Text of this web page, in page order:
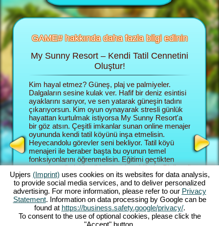
GAME# hakkında daha fazla bilgi edinin
bilgi
My Sunny Resort – Kendi Tatil Cennetini
Oluştur!
Kim hayal etmez? Güneş, plaj ve palmiyeler.
Dalgaların sesine kulak ver. Hafif bir deniz esintisi
ayaklarını sarıyor, ve sen yatarak güneşin tadını
çıkarıyorsun. Kim oyun oynayarak stresli günlük
hayattan kurtulmak istiyorsa My Sunny Resort'a
bir göz atsın. Çeşitli imkanlar sunan online menajer
oyununda kendi tatil köyünü inşa etmelisin.
Heyecandolu görevler seni bekliyor. Tatil köyü
menajeri ile beraber başta bu oyunun temel
fonksiyonlarını öğrenmelisin. Eğitimi geçtikten
sonra hayalindeki tatil köyünü kurabilirsin. Plajlı tatil
köyü sana ait olacaktır. Büyük planlara sahipsin.
En büyük hedefin müşterilerine bir daha
unutamayacakları bir tatil yaşatabilmek ve tatil
köyünün sınıflandırmasını 5 yıldıza çıkarmak.
Hedefe ulaşmak için çeşitli imkanlar ve
fonksiyonlar sana yardımcı olacak. Oyunda ne
gide
o kadar
Sunny
hemde
Bu
ortaya
zeminini
kendin
Upjers (Imprint) uses cookies on its websites for data analysis,
to provide social media services, and to deliver personalized
advertising. For more information, please refer to our Privacy
Statement. Information on data processing by Google can be
found at https://business.safety.google/privacy/.
To consent to the use of optional cookies, please click the
"Accept" button.